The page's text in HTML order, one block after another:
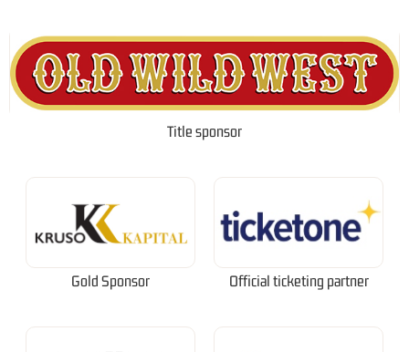
Title sponsor
Gold Sponsor Official ticketing partner